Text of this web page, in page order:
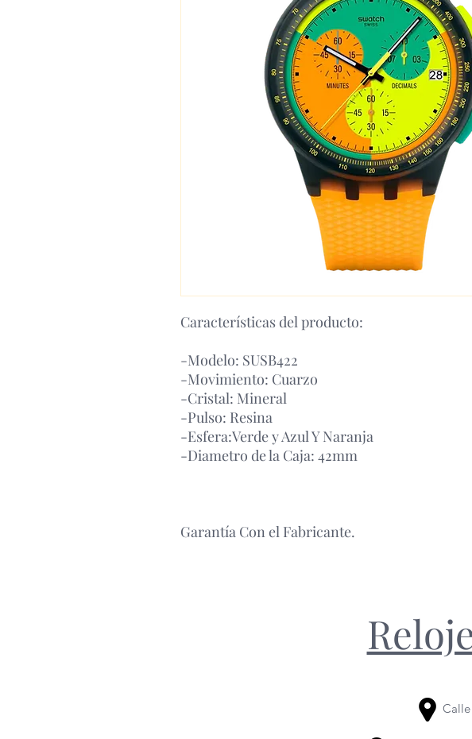
Características del producto:
-Modelo: SUSB422
-Movimiento: Cuarzo
-Cristal: Mineral
-Pulso: Resina
-Esfera:Verde y Azul Y Naranja
-Diametro de la Caja: 42mm
Garantía Con el Fabricante.